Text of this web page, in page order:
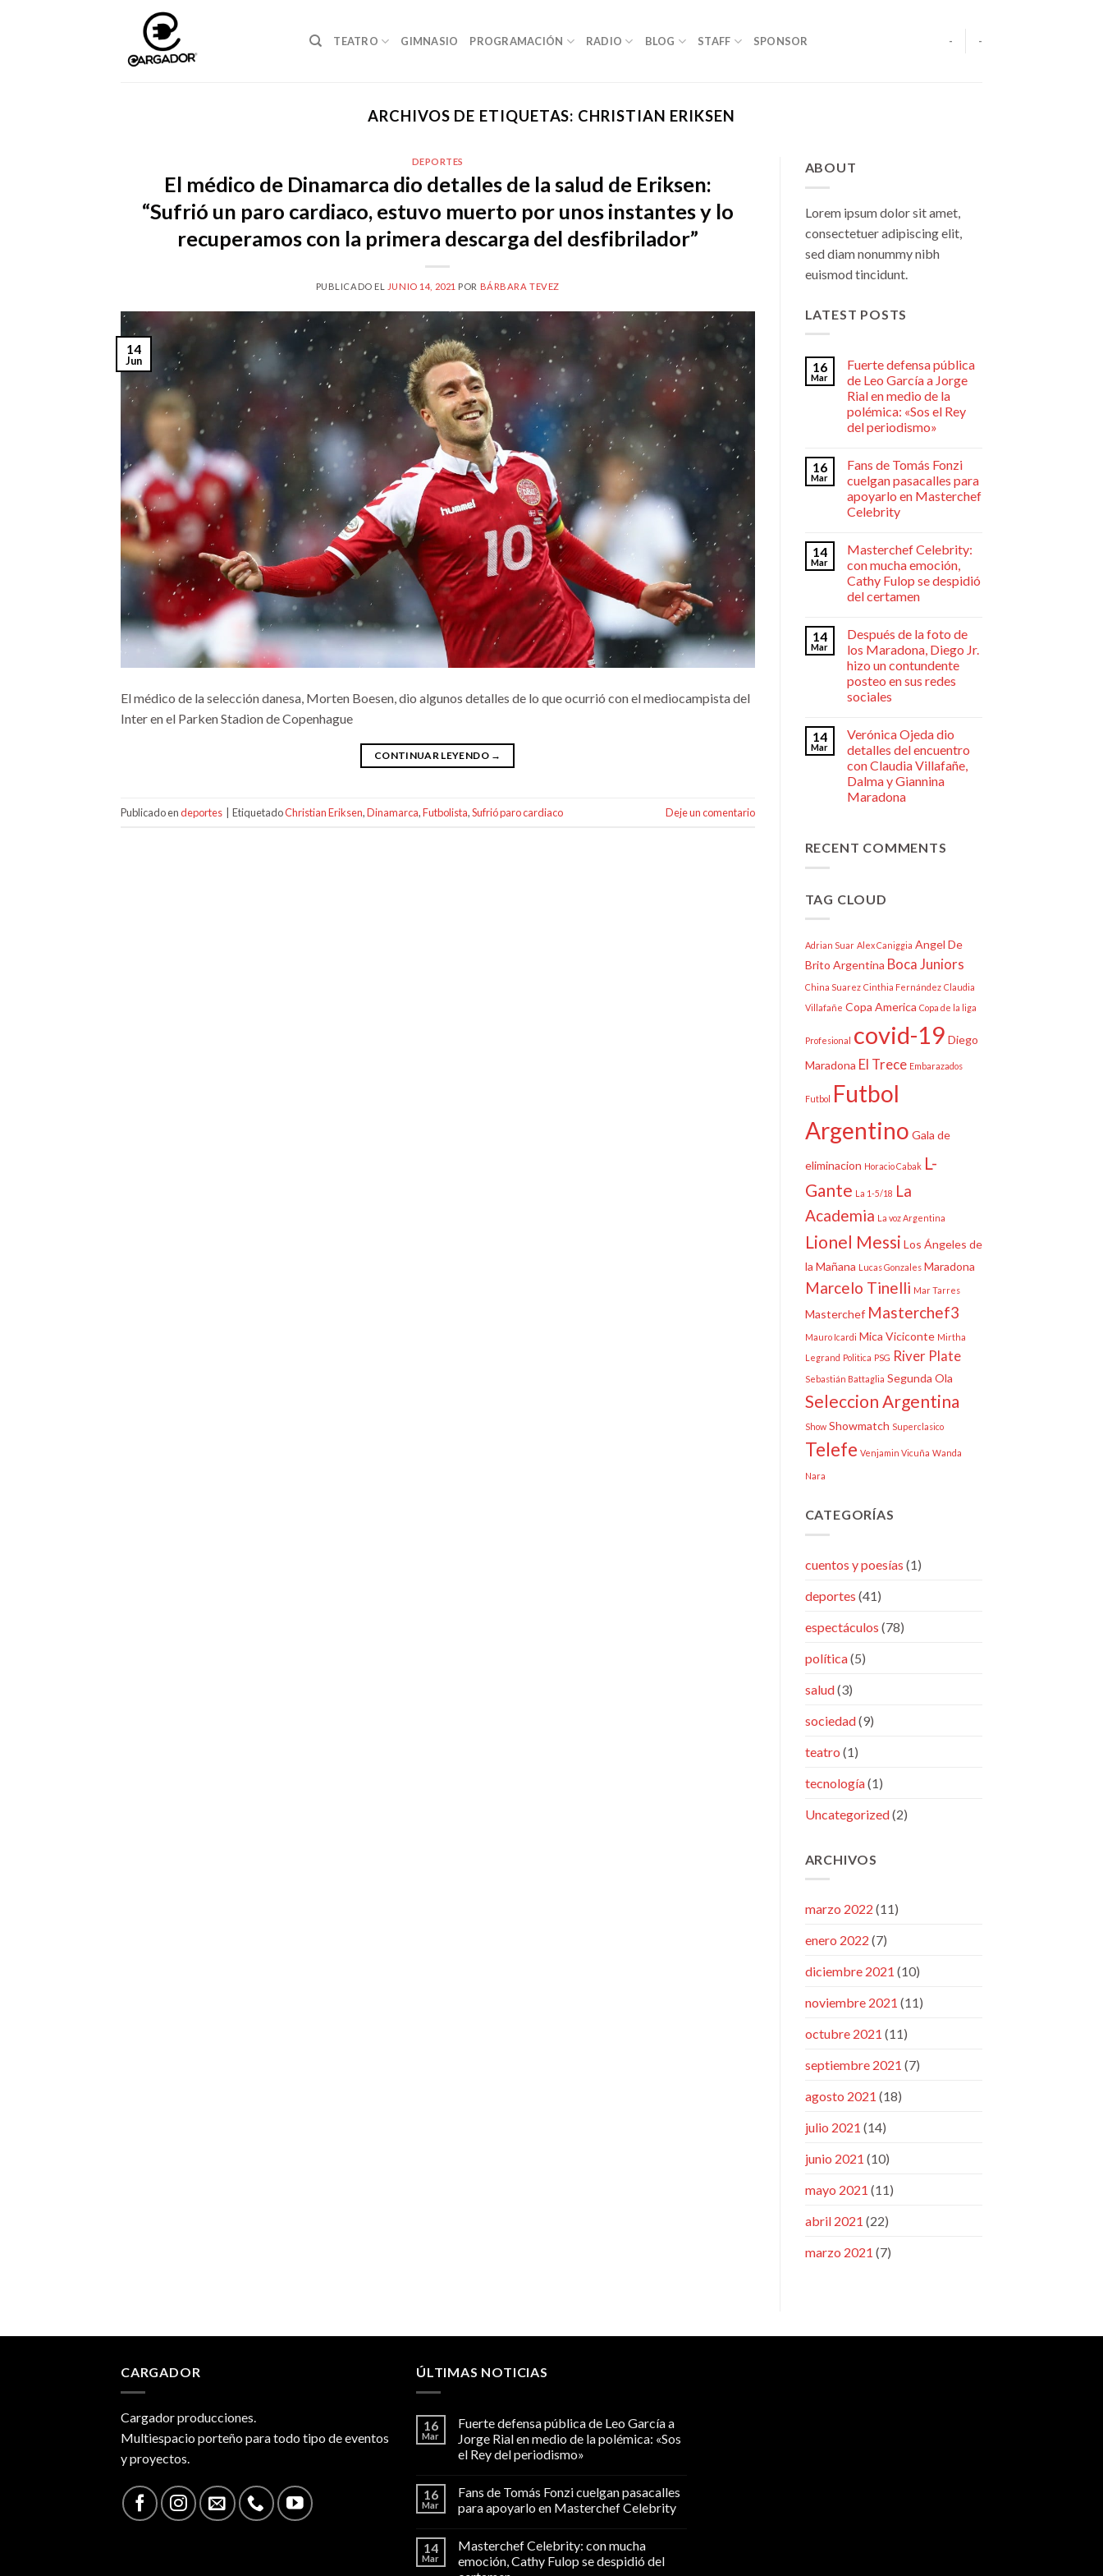
TEATRO GIMNASIO PROGRAMACIÓN RADIO BLOG STAFF SPONSOR - -
ARCHIVOS DE ETIQUETAS: CHRISTIAN ERIKSEN
DEPORTES
El médico de Dinamarca dio detalles de la salud de Eriksen:
“Sufrió un paro cardiaco, estuvo muerto por unos instantes y lo
recuperamos con la primera descarga del desfibrilador”
PUBLICADO EL JUNIO 14, 2021 POR BÁRBARA TEVEZ
14
Jun
El médico de la selección danesa, Morten Boesen, dio algunos detalles de lo que ocurrió con el mediocampista del
Inter en el Parken Stadion de Copenhague
CONTINUAR LEYENDO →
Publicado endeportes EtiquetadoChristian Eriksen,Dinamarca,Futbolista,Sufrió paro cardiaco Deje un comentario
ABOUT
Lorem ipsum dolor sit amet,
consectetuer adipiscing elit,
sed diam nonummy nibh
euismod tincidunt.
LATEST POSTS
16
Mar
Fuerte defensa pública
de Leo García a Jorge
Rial en medio de la
polémica: «Sos el Rey
del periodismo»
16
Mar
Fans de Tomás Fonzi
cuelgan pasacalles para
apoyarlo en Masterchef
Celebrity
14
Mar
Masterchef Celebrity:
con mucha emoción,
Cathy Fulop se despidió
del certamen
14
Mar
Después de la foto de
los Maradona, Diego Jr.
hizo un contundente
posteo en sus redes
sociales
14
Mar
Verónica Ojeda dio
detalles del encuentro
con Claudia Villafañe,
Dalma y Giannina
Maradona
RECENT COMMENTS
TAG CLOUD
Adrian Suar Alex Caniggia Angel De
Brito Argentina Boca Juniors
China Suarez Cinthia Fernández Claudia
Villafañe Copa America Copa de la liga
Profesional covid-19 Diego
Maradona El Trece Embarazados
Futbol
Futbol
Argentino Gala de
eliminacion Horacio Cabak L-
Gante La 1-5/18 La
Academia La voz Argentina
Lionel Messi Los Ángeles de
la Mañana Lucas Gonzales Maradona
Marcelo Tinelli Mar Tarres
Masterchef Masterchef3
Mauro Icardi Mica Viciconte Mirtha
Legrand Politica PSG River Plate
Sebastián Battaglia Segunda Ola
Seleccion Argentina
Show Showmatch Superclasico
Telefe Venjamin Vicuña Wanda
Nara
CATEGORÍAS
cuentos y poesías (1)
deportes (41)
espectáculos (78)
política(5)
salud(3)
sociedad(9)
teatro (1)
tecnología(1)
Uncategorized(2)
ARCHIVOS
marzo 2022 (11)
enero 2022 (7)
diciembre 2021 (10)
noviembre 2021 (11)
octubre 2021 (11)
septiembre 2021 (7)
agosto 2021 (18)
julio 2021 (14)
junio 2021 (10)
mayo 2021 (11)
abril 2021 (22)
marzo 2021 (7)
CARGADOR
Cargador producciones.
Multiespacio porteño para todo tipo de eventos
y proyectos.
ÚLTIMAS NOTICIAS
16
Mar
Fuerte defensa pública de Leo García a
Jorge Rial en medio de la polémica: «Sos
el Rey del periodismo»
16
Mar
Fans de Tomás Fonzi cuelgan pasacalles
para apoyarlo en Masterchef Celebrity
14
Mar
Masterchef Celebrity: con mucha
emoción, Cathy Fulop se despidió del